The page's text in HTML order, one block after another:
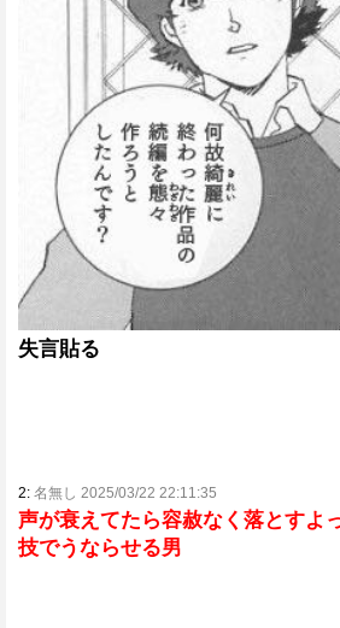
失言貼る
2: 名無し 2025/03/22 22:11:35
声が衰えてたら容赦なく落とすよ
技でうならせる男